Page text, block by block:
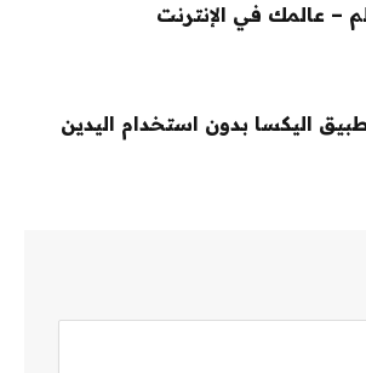
– عالمك في الإنترنت
اليكسا بدون استخدام اليدين